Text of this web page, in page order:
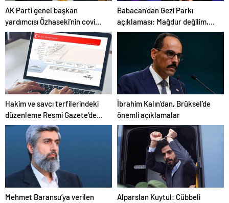
AK Parti genel başkan
yardımcısı Özhaseki’nin covid-
19 testi pozitif çıktı
Babacan’dan Gezi Parkı
açıklaması: Mağdur değilim,
şikayetçi de değilim
Hakim ve savcı terfilerindeki
düzenleme Resmi Gazete’de
yayımlandı
İbrahim Kalın’dan, Brüksel’de
önemli açıklamalar
Mehmet Baransu’ya verilen
Alparslan Kuytul: Cübbeli